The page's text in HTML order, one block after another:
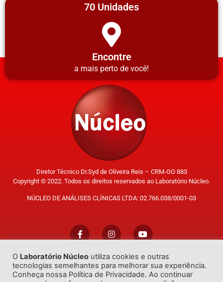
70 Unidades
Encontre
a mais perto de você!
Diretor Técnico Dr.Syd de Oliveira Reis – CRM-GO 883
Copyright © 2022. Todos os direitos reservados ao Laboratório Núcleo.
NÚCLEO DE ANÁLISES CLÍNICAS LTDA: 02.766.038/0001-03
Trabalhe Conosco
O Laboratório Núcleo utiliza cookies e outras
tecnologias semelhantes para melhorar sua experiência.
Conheça nossa Política de Privacidade. Ao continuar